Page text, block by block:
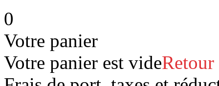
0
Votre panier
Votre panier est vide